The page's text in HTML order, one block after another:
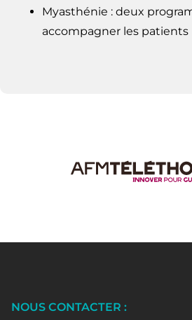
Myasthénie : deux
accompagner les patients
NOUS CONTACTER :